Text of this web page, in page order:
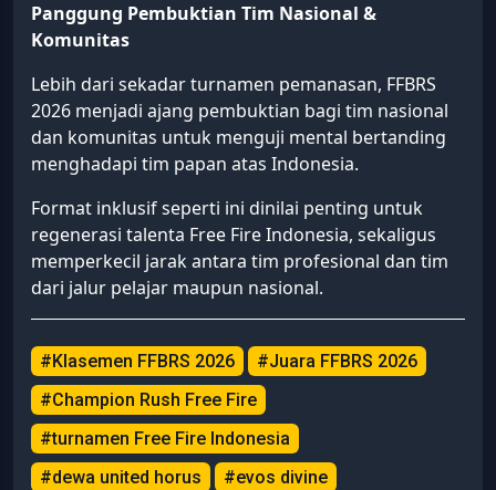
Panggung Pembuktian Tim Nasional &
Komunitas
Lebih dari sekadar turnamen pemanasan, FFBRS
2026 menjadi ajang pembuktian bagi tim nasional
dan komunitas untuk menguji mental bertanding
menghadapi tim papan atas Indonesia.
Format inklusif seperti ini dinilai penting untuk
regenerasi talenta Free Fire Indonesia, sekaligus
memperkecil jarak antara tim profesional dan tim
dari jalur pelajar maupun nasional.
#Klasemen FFBRS 2026
#Juara FFBRS 2026
#Champion Rush Free Fire
#turnamen Free Fire Indonesia
#dewa united horus
#evos divine